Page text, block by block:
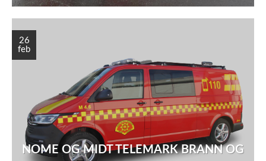
NOME OG MIDT TELEMARK BRANN OG
26
feb